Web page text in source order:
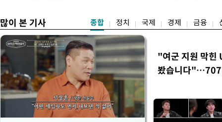
많이 본 기사 종합 정치 국제 경제 금융
"여군 지원 막힌
봤습니다"…707